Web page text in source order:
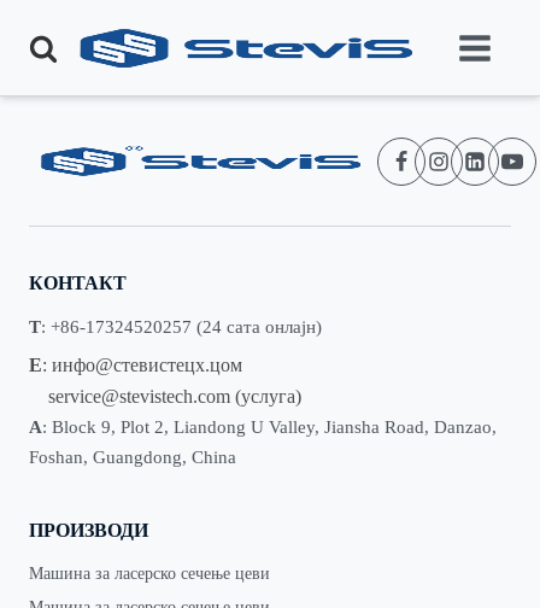
КОНТАКТ
Т: +86-17324520257 (24 сата онлајн)
Е: инфо@стевистецх.цом
service@stevistech.com (услуга)
А: Block 9, Plot 2, Liandong U Valley, Jiansha Road, Danzao,
Foshan, Guangdong, China
ПРОИЗВОДИ
Машина за ласерско сечење цеви